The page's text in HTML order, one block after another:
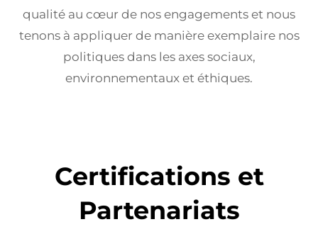
qualité au cœur de nos engagements et nous
tenons à appliquer de manière exemplaire nos
politiques dans les axes sociaux,
environnementaux et éthiques.
Certifications et
Partenariats